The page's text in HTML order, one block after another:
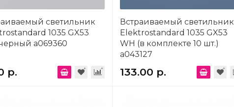
светильник
1035 GX53
a069360
р.
Встраиваемый светильник
Elektrostandard 1035 GX53
WH (в комплекте 10 шт.)
a043127
133.00 р.